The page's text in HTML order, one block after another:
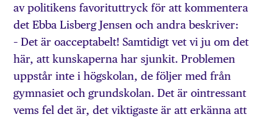
av politikens favorituttryck för att kommentera
det Ebba Lisberg Jensen och andra beskriver:
– Det är oacceptabelt! Samtidigt vet vi ju om det
här, att kunskaperna har sjunkit. Problemen
uppstår inte i högskolan, de följer med från
gymnasiet och grundskolan. Det är ointressant
vems fel det är, det viktigaste är att erkänna att